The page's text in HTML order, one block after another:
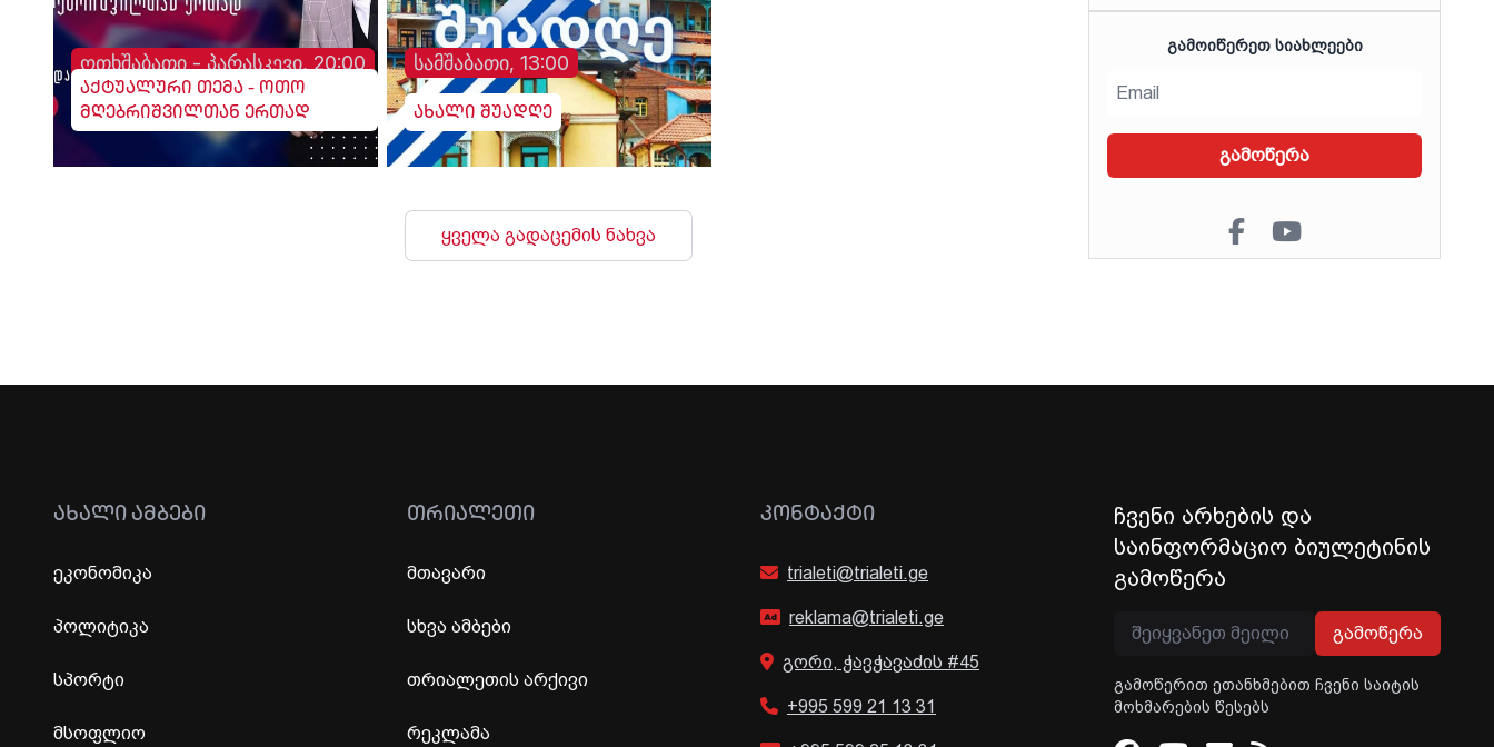
ოთხშაბათი - პარასკევი, 20:00
აქტუალური თემა - ოთო
მღებრიშვილთან ერთად
სამშაბათი, 13:00
ახალი შუადღე
ყველა გადაცემის ნახვა
ᲒᲐᲛᲝᲘᲬᲔᲠᲔᲗ ᲡᲘᲐᲮᲚᲔᲔᲑᲘ
გამოწერა
ᲐᲮᲐᲚᲘ ᲐᲛᲑᲔᲑᲘ
ეკონომიკა
პოლიტიკა
სპორტი
მსოფლიო
ᲗᲠᲘᲐᲚᲔᲗᲘ
მთავარი
სხვა ამბები
თრიალეთის არქივი
რეკლამა
ᲙᲝᲜᲢᲐᲥᲢᲘ
trialeti@trialeti.ge
reklama@trialeti.ge
გორი, ჭავჭავაძის #45
+995 599 21 13 31
ჩვენი არხების და
საინფორმაციო ბიულეტინის
გამოწერა
გამოწერა
გამოწერით ეთანხმებით ჩვენი საიტის
მოხმარების წესებს